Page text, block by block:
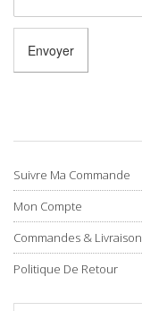
Suivre Ma Commande
Mon Compte
Commandes & Livraison
Politique De Retour